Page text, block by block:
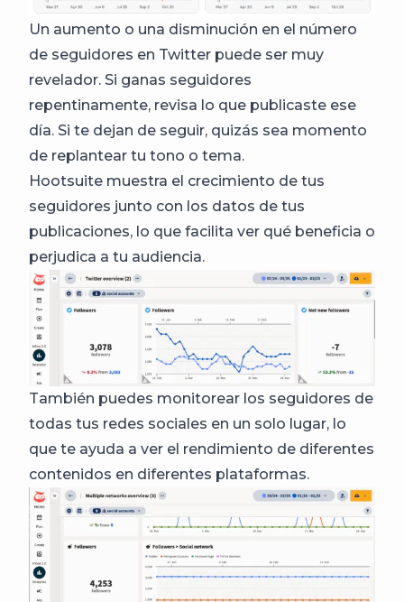
Un aumento o una disminución en el número
de seguidores en Twitter puede ser muy
revelador. Si ganas seguidores
repentinamente, revisa lo que publicaste ese
día. Si te dejan de seguir, quizás sea momento
de replantear tu tono o tema.
Hootsuite muestra el crecimiento de tus
seguidores junto con los datos de tus
publicaciones, lo que facilita ver qué beneficia o
perjudica a tu audiencia.
También puedes monitorear los seguidores de
todas tus redes sociales en un solo lugar, lo
que te ayuda a ver el rendimiento de diferentes
contenidos en diferentes plataformas.